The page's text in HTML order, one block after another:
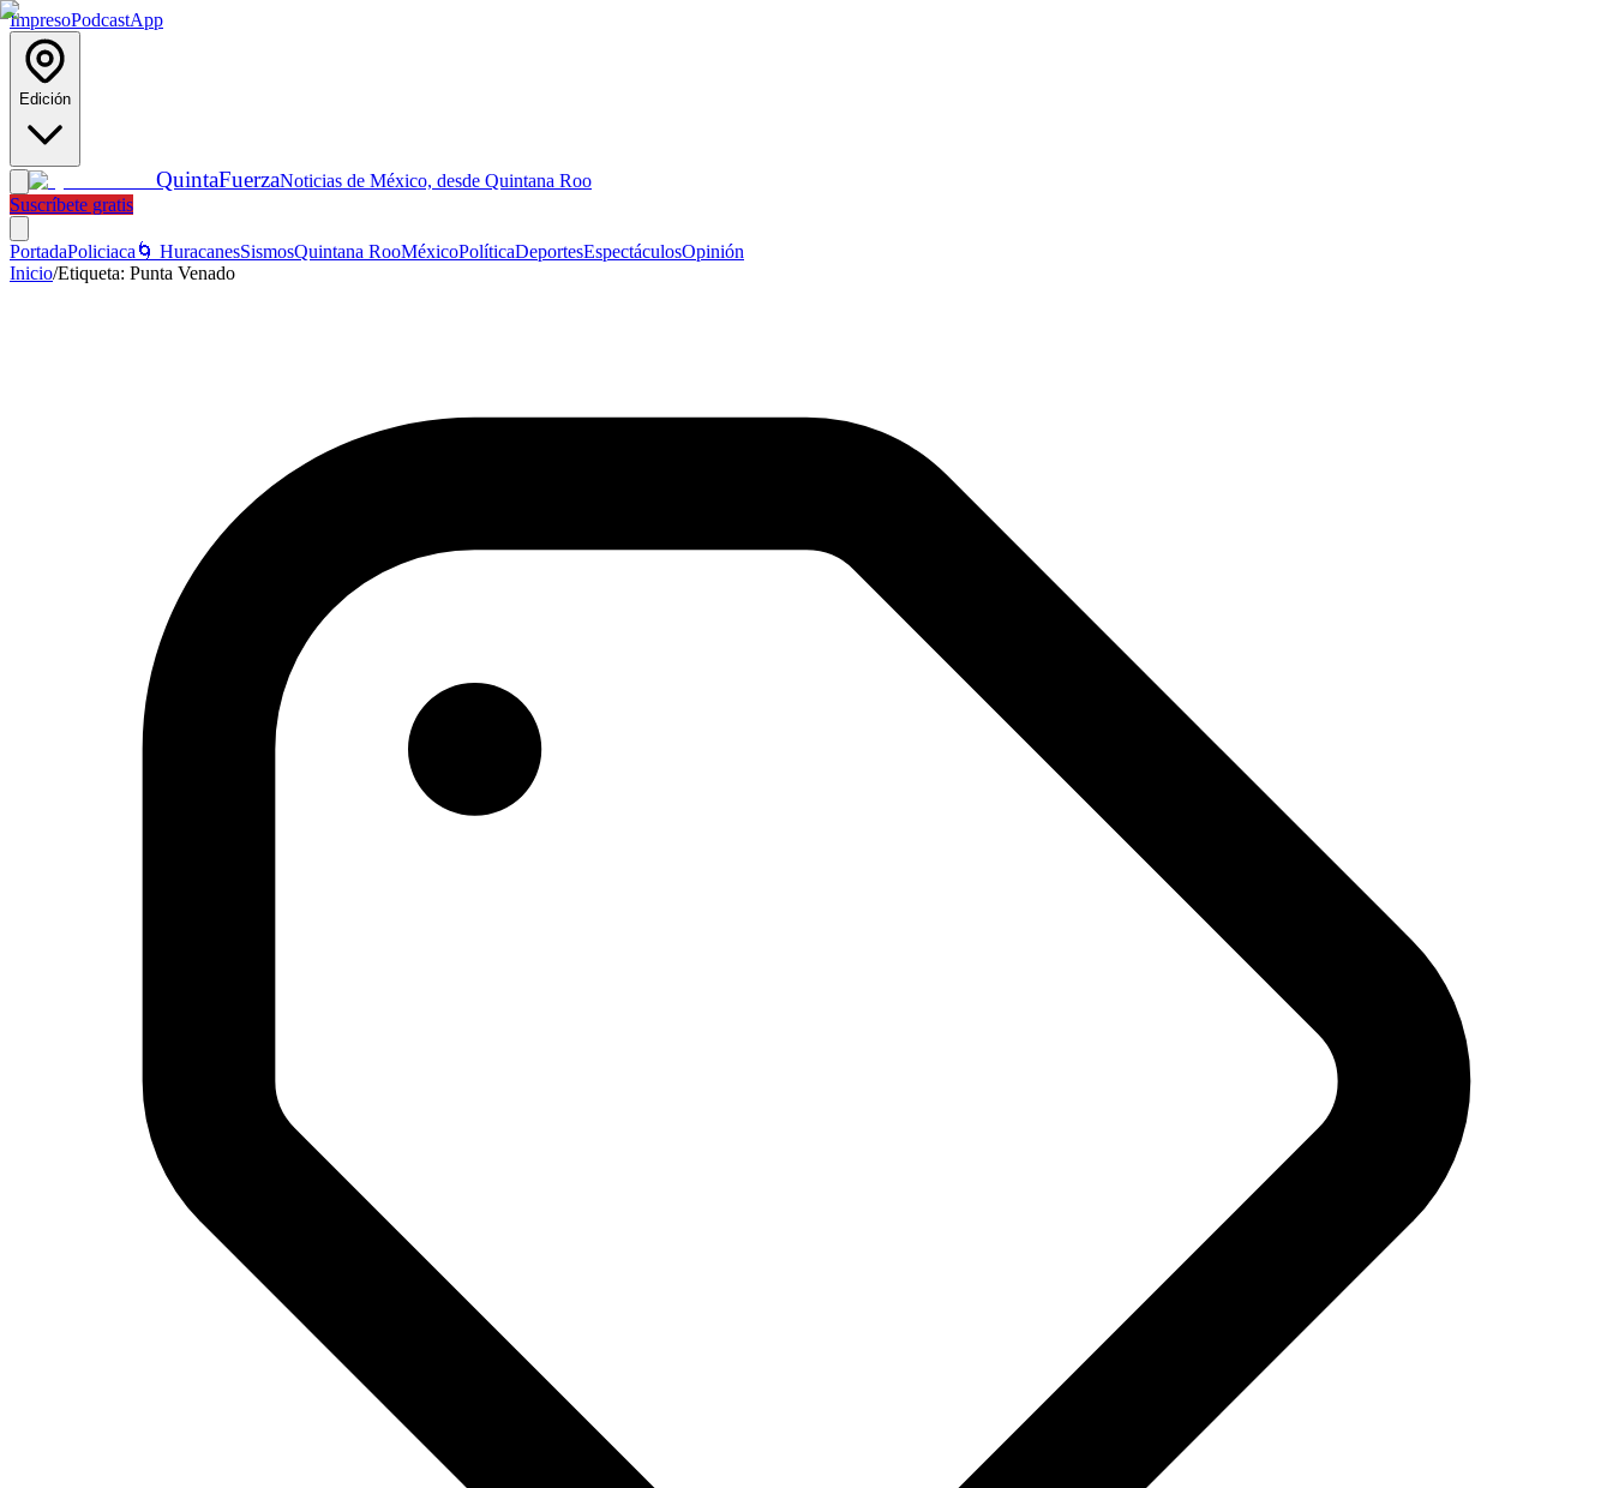
ImpresoPodcastApp
Edición
QuintaFuerzaNoticias de México, desde Quintana Roo
Suscríbete gratis
PortadaPoliciaca 🌀 HuracanesSismosQuintana RooMéxicoPolíticaDeportesEspectáculosOpinión
Inicio/Etiqueta: Punta Venado